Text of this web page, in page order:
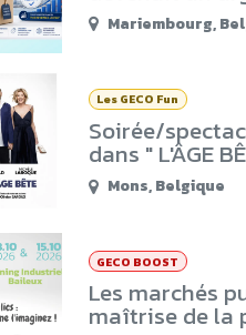
Mariembourg,
Les GECO Fun
Soirée/
dans " L'ÂGE
Mons,Belgique
GECO BOOST
Les marchés
maîtrise de la